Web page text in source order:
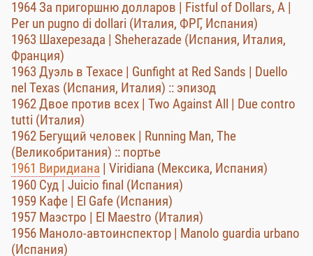
1964 За пригоршню долларов | Fistful of Dollars, A |
Per un pugno di dollari (Италия, ФРГ, Испания)
1963 Шахерезада | Sheherazade (Испания, Италия,
Франция)
1963 Дуэль в Техасе | Gunfight at Red Sands | Duello
nel Texas (Испания, Италия) :: эпизод
1962 Двое против всех | Two Against All | Due contro
tutti (Италия)
1962 Бегущий человек | Running Man, The
(Великобритания) :: портье
1961 Виридиана | Viridiana (Мексика, Испания)
1960 Суд | Juicio final (Испания)
1959 Кафе | El Gafe (Испания)
1957 Маэстро | El Maestro (Италия)
1956 Маноло-автоинспектор | Manolo guardia urbano
(Испания)